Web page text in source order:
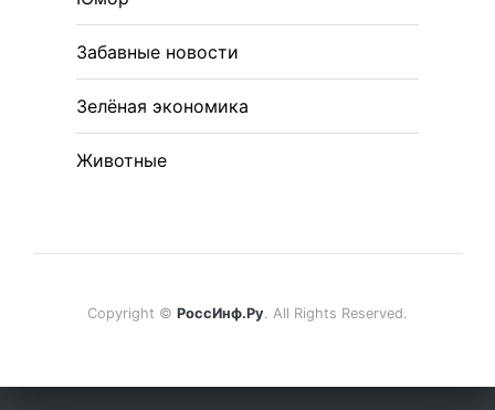
Забавные новости
Зелёная экономика
Животные
Copyright © РоссИнф.Ру. All Rights Reserved.